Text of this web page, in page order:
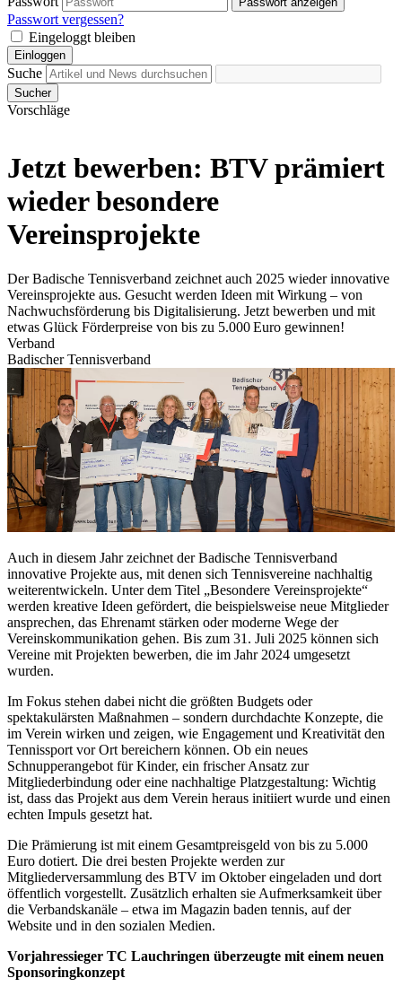
Passwort vergessen?
Eingeloggt bleiben
Einloggen
Suche
Sucher
Vorschläge
Jetzt bewerben: BTV prämiert
wieder besondere
Vereinsprojekte
Der Badische Tennisverband zeichnet auch 2025 wieder innovative
Vereinsprojekte aus. Gesucht werden Ideen mit Wirkung – von
Nachwuchsförderung bis Digitalisierung. Jetzt bewerben und mit
etwas Glück Förderpreise von bis zu 5.000 Euro gewinnen!
Verband
Badischer Tennisverband
Auch in diesem Jahr zeichnet der Badische Tennisverband
innovative Projekte aus, mit denen sich Tennisvereine nachhaltig
weiterentwickeln. Unter dem Titel „Besondere Vereinsprojekte“
werden kreative Ideen gefördert, die beispielsweise neue Mitglieder
ansprechen, das Ehrenamt stärken oder moderne Wege der
Vereinskommunikation gehen. Bis zum 31. Juli 2025 können sich
Vereine mit Projekten bewerben, die im Jahr 2024 umgesetzt
wurden.
Im Fokus stehen dabei nicht die größten Budgets oder
spektakulärsten Maßnahmen – sondern durchdachte Konzepte, die
im Verein wirken und zeigen, wie Engagement und Kreativität den
Tennissport vor Ort bereichern können. Ob ein neues
Schnupperangebot für Kinder, ein frischer Ansatz zur
Mitgliederbindung oder eine nachhaltige Platzgestaltung: Wichtig
ist, dass das Projekt aus dem Verein heraus initiiert wurde und einen
echten Impuls gesetzt hat.
Die Prämierung ist mit einem Gesamtpreisgeld von bis zu 5.000
Euro dotiert. Die drei besten Projekte werden zur
Mitgliederversammlung des BTV im Oktober eingeladen und dort
öffentlich vorgestellt. Zusätzlich erhalten sie Aufmerksamkeit über
die Verbandskanäle – etwa im Magazin baden tennis, auf der
Website und in den sozialen Medien.
Vorjahressieger TC Lauchringen überzeugte mit einem neuen
Sponsoringkonzept